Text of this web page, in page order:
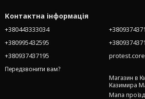
Контактна інформація
+380443333034
+380995432595
+380937437195
Передзвонити вам?
Магазин в
Казимира
Мапа